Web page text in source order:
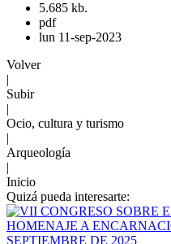
5.685 kb.
pdf
lun 11-sep-2023
Volver
|
Subir
|
Ocio, cultura y turismo
|
Arqueología
|
Inicio
Quizá pueda interesarte: